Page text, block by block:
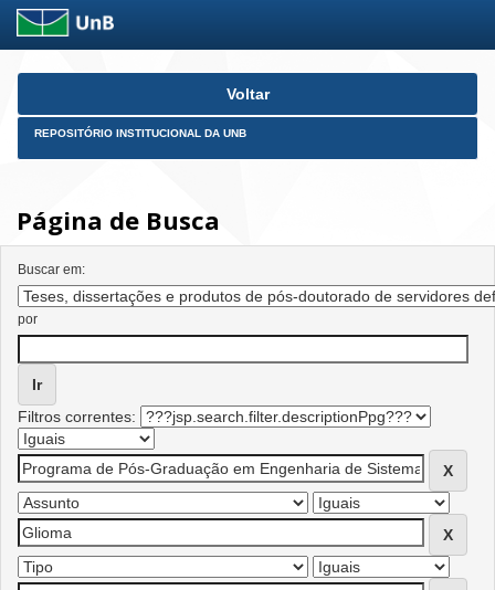
Skip
Voltar
REPOSITÓRIO INSTITUCIONAL DA UNB
Página de Busca
Buscar em:
por
Filtros correntes: